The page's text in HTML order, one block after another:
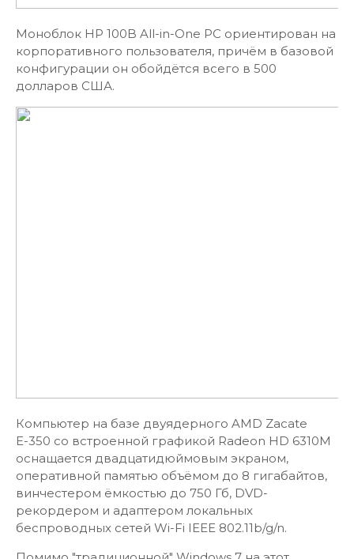
Моноблок HP 100B All-in-One PC ориентирован на
корпоративного пользователя, причём в базовой
конфигурации он обойдётся всего в 500
долларов США.
Компьютер на базе двуядерного AMD Zacate
Е-350 со встроенной графикой Radeon HD 6310M
оснащается двадцатидюймовым экраном,
оперативной памятью объёмом до 8 гигабайтов,
винчестером ёмкостью до 750 Гб, DVD-
рекордером и адаптером локальных
беспроводных сетей Wi-Fi IEEE 802.11b/g/n.